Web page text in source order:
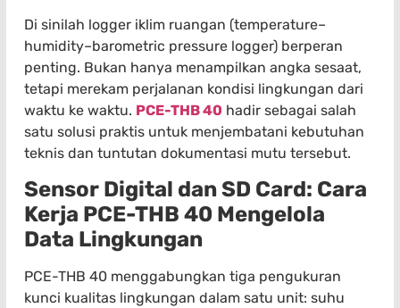
Di sinilah logger iklim ruangan (temperature–
humidity–barometric pressure logger) berperan
penting. Bukan hanya menampilkan angka sesaat,
tetapi merekam perjalanan kondisi lingkungan dari
waktu ke waktu. PCE-THB 40 hadir sebagai salah
satu solusi praktis untuk menjembatani kebutuhan
teknis dan tuntutan dokumentasi mutu tersebut.
Sensor Digital dan SD Card: Cara
Kerja PCE-THB 40 Mengelola
Data Lingkungan
PCE-THB 40 menggabungkan tiga pengukuran
kunci kualitas lingkungan dalam satu unit: suhu